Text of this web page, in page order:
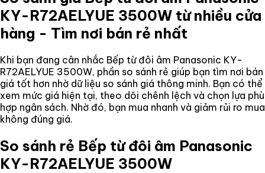
KY-R72AELYUE 3500W từ nhiều cửa
hàng - Tìm nơi bán rẻ nhất
Khi bạn đang cân nhắc Bếp từ đôi âm Panasonic KY-
R72AELYUE 3500W, phần so sánh rẻ giúp bạn tìm nơi bán
giá tốt hơn nhờ dữ liệu so sánh giá thông minh. Bạn có thể
xem mức giá hiện tại, theo dõi chênh lệch và chọn lựa phù
hợp ngân sách. Nhờ đó, bạn mua nhanh và giảm rủi ro mua
không đúng giá.
So sánh rẻ Bếp từ đôi âm Panasonic
KY-R72AELYUE 3500W